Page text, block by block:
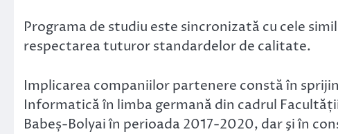
Programa de studiu este sincronizată cu cele
respectarea tuturor standardelor de calitate.
Implicarea companiilor partenere constă în
Informatică în limba germană din cadrul
Babeș-Bolyai în perioada 2017-2020, dar şi în